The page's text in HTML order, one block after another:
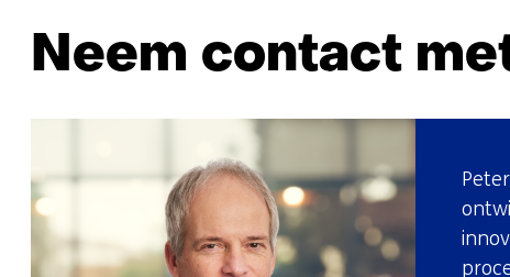
Neem contact